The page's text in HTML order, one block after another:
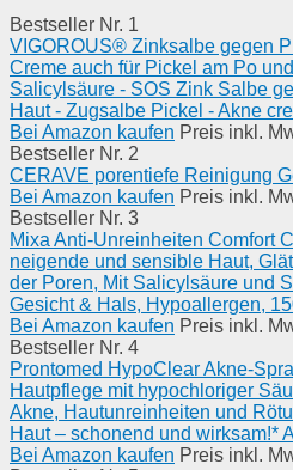
Bestseller Nr. 1
VIGOROUS® Zinksalbe gegen
Creme auch für Pickel am Po
Salicylsäure - SOS Zink Salbe
Haut - Zugsalbe Pickel - Akne
Bei Amazon kaufen Preis inkl.
Bestseller Nr. 2
CERAVE porentiefe Reinigung
Bei Amazon kaufen Preis inkl.
Bestseller Nr. 3
Mixa Anti-Unreinheiten Comfort
neigende und sensible Haut,
der Poren, Mit Salicylsäure und
Gesicht & Hals, Hypoallergen,
Bei Amazon kaufen Preis inkl.
Bestseller Nr. 4
Prontomed HypoClear Akne-
Hautpflege mit hypochloriger
Akne, Hautunreinheiten und
Haut – schonend und wirksam!*
Bei Amazon kaufen Preis inkl.